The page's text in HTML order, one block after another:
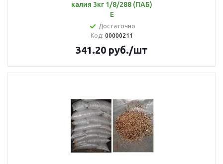
калия 3кг 1/8/288 (ПАБ)
Е
Достаточно
Код: 00000211
341.20 руб./шт